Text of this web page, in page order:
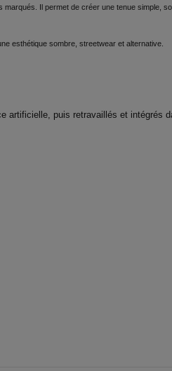
Il permet de créer une tenue simple,
esthétique sombre, streetwear et alternative.
artificielle, puis retravaillés et intégrés